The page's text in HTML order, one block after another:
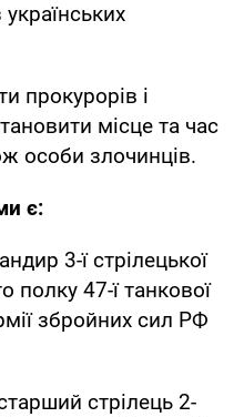
прокурорів і
місце та час
особи злочинців.
є:
3-ї стрілецької
полку 47-ї танкової
збройних сил РФ
стрілець 2-